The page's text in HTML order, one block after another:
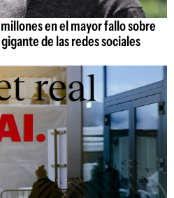
en el mayor fallo sobre
de las redes sociales